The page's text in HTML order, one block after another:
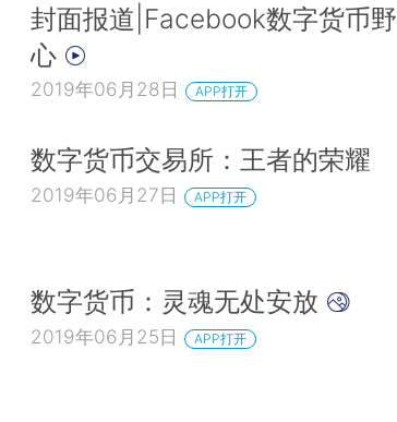
封面报道|Facebook数字货币野
心
2019年06月28日 APP打开
数字货币交易所：王者的荣耀
2019年06月27日 APP打开
数字货币：灵魂无处安放
2019年06月25日 APP打开